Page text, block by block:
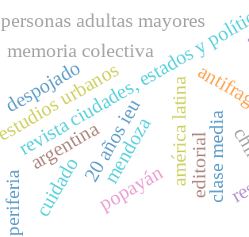
editorial
revista ciudades, estados y
estudios urbanos
20 años ieu américa latina
memoria colectiva
argentina clase media
mendoza
popayán
personas adultas mayores
cuidado
periferia
despojado